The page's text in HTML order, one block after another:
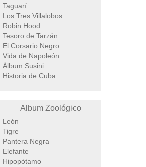
Taguarí
Los Tres Villalobos
Robin Hood
Tesoro de Tarzán
El Corsario Negro
Vida de Napoleón
Álbum Susini
Historia de Cuba
Album Zoológico
León
Tigre
Pantera Negra
Elefante
Hipopótamo